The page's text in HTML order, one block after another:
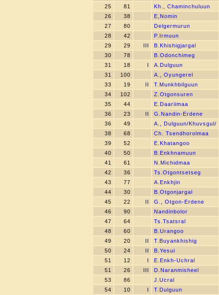
25
81
Kh., Chaminchuluun
26
38
E,Nomin
27
80
Delgermurun
28
42
P.Irmuun
29
29 III
B.Khishigjargal
30
78
B.Odonchimeg
31
18 I
A.Dulguun
31
100
A., Oyungerel
33
19 II
T.Munkhbilguun
34
102
Z.Otgonsuren
35
44
E.Daariimaa
36
23 II
G.Nandin-Erdene
36
49
A., Dulguun/Khuvsgul/
38
68
Ch. Tsendhorolmaa
39
52
E.Khatangoo
40
50
B.Enkhnamuun
41
61
N.Michidmaa
42
36
Ts.Otgontsetseg
43
77
A.Enkhjin
44
30
B.Otgonjargal
45
22 II
G., Otgon-Erdene
46
90
Nandinbolor
47
64
Ts.Tsatsral
48
60
B.Urangoo
49
20 II
T.Buyankhishig
50
24 II
B.Yesui
51
12 I
E.Enkh-Uchral
51
26 III
D.Naranmisheel
53
86
J.Ucral
54
10 I
T.Dulguun